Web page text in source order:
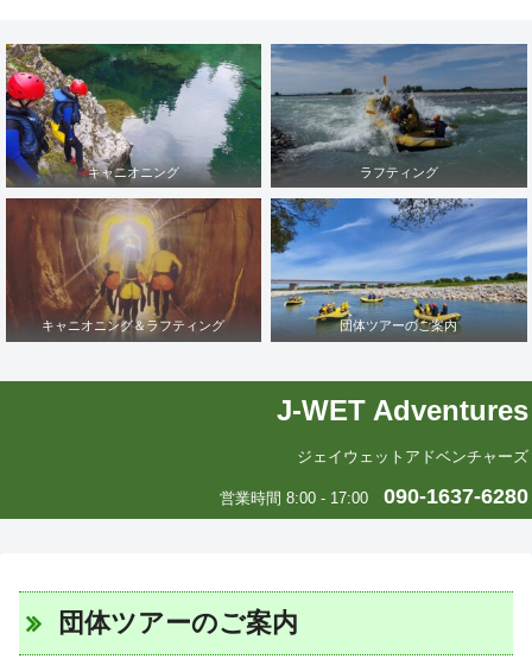
キャニオニング ラフティング
キャニオニング＆ラフティング 団体ツアーのご案内
J-WET Adventures
ジェイウェットアドベンチャーズ
営業時間 8:00 - 17:00 090-1637-6280
団体ツアーのご案内